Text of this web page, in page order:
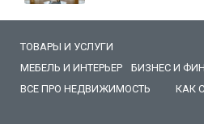
ТОВАРЫ И УСЛУГИ
МЕБЕЛЬ И ИНТЕРЬЕР
БИЗНЕС И
ВСЕ ПРО НЕДВИЖИМОСТЬ
КАК